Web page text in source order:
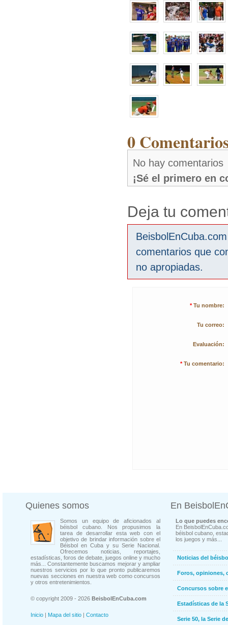
0
No hay comentarios
¡Sé el primero en
Deja tu
comentarios que
no apropiadas.
* Tu nombre:
Tu correo:
Evaluación:
* Tu comentario:
Quienes somos
Somos un equipo de aficionados al
béisbol cubano. Nos propusimos la
tarea de desarrollar esta web con el
objetivo de brindar información sobre el
Béisbol en Cuba y su Serie Nacional.
Ofrecemos noticias, reportajes,
estadísticas, foros de debate, juegos online y mucho
más... Constantemente buscamos mejorar y ampliar
nuestros servicios por lo que pronto publicaremos
nuevas secciones en nuestra web como concursos
y otros entretenimientos.
© copyright 2009 - 2026 BeisbolEnCuba.com
Inicio | Mapa del sitio | Contacto
En
Lo que puedes
En
béisbol cubano,
los juegos y más...
Noticias del
Foros, opiniones,
Concursos sobre
Estadísticas de la
Serie 50, la Serie